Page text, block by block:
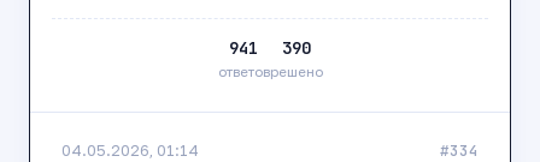
941
ответов
390
решено
04.05.2026, 01:14 #334